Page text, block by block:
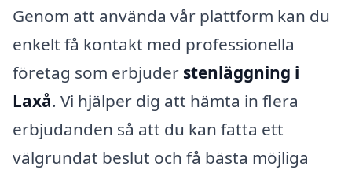
Genom att använda vår plattform kan du
enkelt få kontakt med professionella
företag som erbjuder stenläggning i
Laxå. Vi hjälper dig att hämta in flera
erbjudanden så att du kan fatta ett
välgrundat beslut och få bästa möjliga